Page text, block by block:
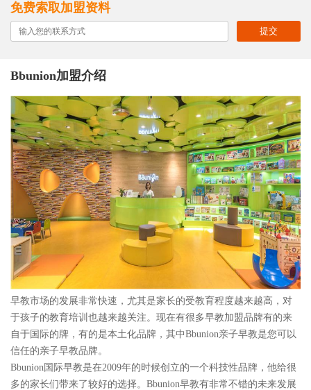
免费索取加盟资料
提交
Bbunion加盟介绍
早教市场的发展非常快速，尤其是家长的受教育程度越来越高，对
于孩子的教育培训也越来越关注。现在有很多早教加盟品牌有的来
自于国际的牌，有的是本土化品牌，其中Bbunion亲子早教是您可以
信任的亲子早教品牌。
Bbunion国际早教是在2009年的时候创立的一个科技性品牌，他给很
多的家长们带来了较好的选择。Bbunion早教有非常不错的未来发展